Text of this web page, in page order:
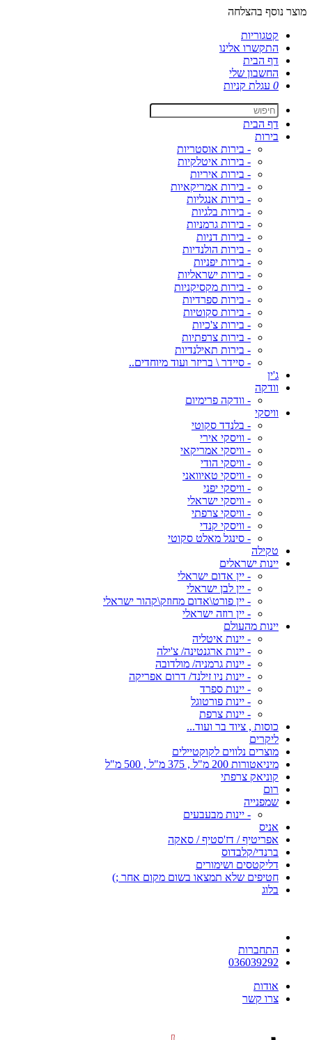
מוצר נוסף בהצלחה
קטגוריות
התקשרו אלינו
דף הבית
החשבון שלי
0 עגלת קניות
דף הבית
בירות
- בירות אוסטריות
- בירות איטלקיות
- בירות איריות
- בירות אמריקאיות
- בירות אנגליות
- בירות בלגיות
- בירות גרמניות
- בירות דניות
- בירות הולנדיות
- בירות יפניות
- בירות ישראליות
- בירות מקסיקניות
- בירות ספרדיות
- בירות סקוטיות
- בירות צ'כיות
- בירות צרפתיות
- בירות תאילנדיות
- סיידר \ בריזר ועוד מיוחדים..
ג'ין
וודקה
- וודקה פרימיום
וויסקי
- בלנדד סקוטי
- וויסקי אירי
- וויסקי אמריקאי
- וויסקי הודי
- וויסקי טאיוואני
- וויסקי יפני
- וויסקי ישראלי
- וויסקי צרפתי
- וויסקי קנדי
- סינגל מאלט סקוטי
טקילה
יינות ישראלים
- יין אדום ישראלי
- יין לבן ישראלי
- יין פורט\אדום מחוזק\קהור ישראלי
- יין רוזה ישראלי
יינות מהעולם
- יינות איטליה
- יינות ארגנטינה/ צ'ילה
- יינות גרמניה/ מולדובה
- יינות ניו זילנד/ דרום אפריקה
- יינות ספרד
- יינות פורטוגל
- יינות צרפת
כוסות , ציוד בר ועוד...
ליקרים
מוצרים נלווים לקוקטיילים
מיניאטורות 200 מ"ל , 375 מ"ל , 500 מ"ל
קוניאק צרפתי
רום
שמפנייה
- יינות מבעבעים
אניס
אפריטיף / דז'סטיף / סאקה
ברנדי/קלבדוס
דליקטסים ושימורים
חטיפים שלא תמצאו בשום מקום אחר ;)
בלוג
התחברות
036039292
אודות
צרו קשר